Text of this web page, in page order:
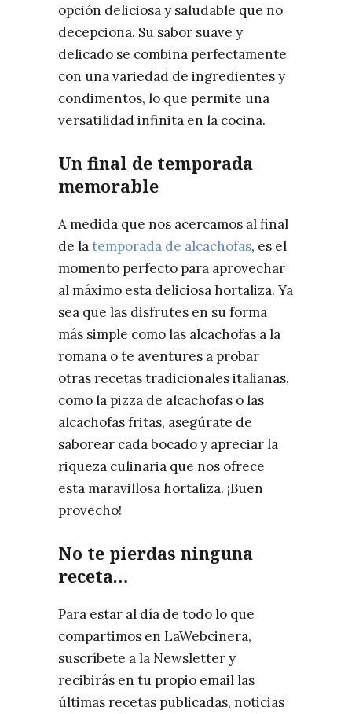
opción deliciosa y saludable que no
decepciona. Su sabor suave y
delicado se combina perfectamente
con una variedad de ingredientes y
condimentos, lo que permite una
versatilidad infinita en la cocina.
Un final de temporada
memorable
A medida que nos acercamos al final
de latemporada de alcachofas, es el
momento perfecto para aprovechar
al máximo esta deliciosa hortaliza. Ya
sea que las disfrutes en su forma
más simple como las alcachofas a la
romana o te aventures a probar
otras recetas tradicionales italianas,
como la pizza de alcachofas o las
alcachofas fritas, asegúrate de
saborear cada bocado y apreciar la
riqueza culinaria que nos ofrece
esta maravillosa hortaliza. ¡Buen
provecho!
No te pierdas ninguna
receta…
Para estar al día de todo lo que
compartimos en LaWebcinera,
suscríbete a la Newsletter y
recibirás en tu propio email las
últimas recetas publicadas, noticias